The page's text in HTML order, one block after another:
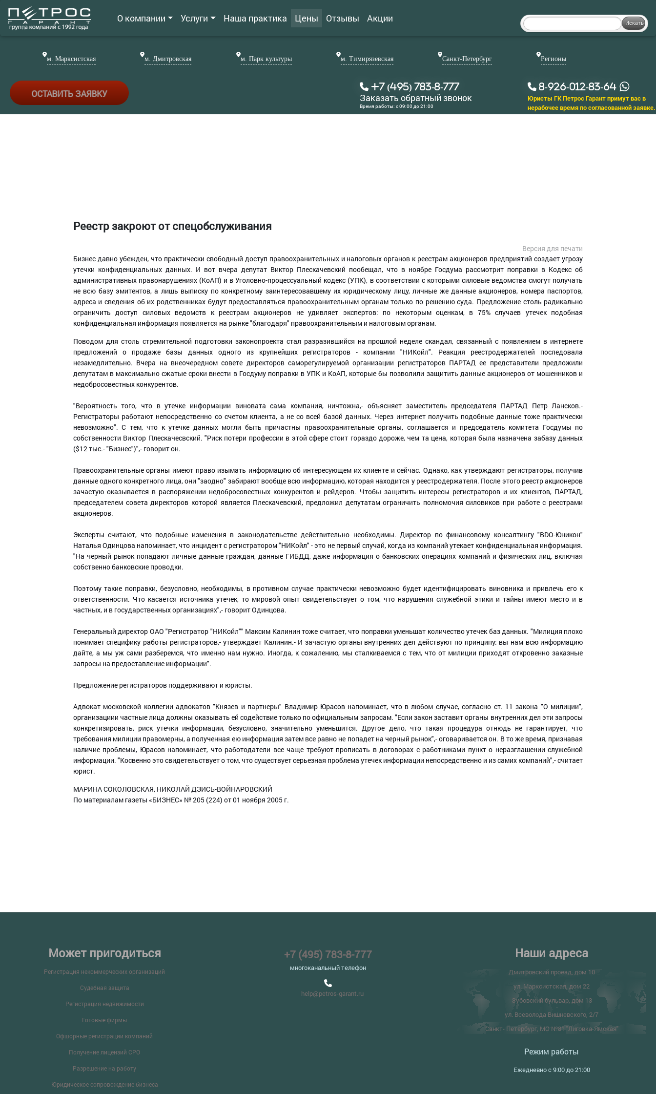
О компании Услуги Наша практика Цены Отзывы Акции Искать
м. Марксистская м. Дмитровская м. Парк культуры м. Тимирязевская Санкт-Петербург Регионы
ОСТАВИТЬ ЗАЯВКУ
+7 (495) 783-8-777
Заказать обратный звонок
Время работы: с 09:00 до 21:00
8-926-012-83-64
Юристы ГК Петрос Гарант примут вас в
нерабочее время по согласованной заявке.
Реестр закроют от спецобслуживания
Версия для печати
Бизнес давно убежден, что практически свободный доступ правоохранительных и налоговых органов к реестрам акционеров предприятий создает угрозу
утечки конфиденциальных данных. И вот вчера депутат Виктор Плескачевский пообещал, что в ноябре Госдума рассмотрит поправки в Кодекс об
административных правонарушениях (КоАП) и в Уголовно-процессуальный кодекс (УПК), в соответствии с которыми силовые ведомства смогут получать
не всю базу эмитентов, а лишь выписку по конкретному заинтересовавшему их юридическому лицу, личные же данные акционеров, номера паспортов,
адреса и сведения об их родственниках будут предоставляться правоохранительным органам только по решению суда. Предложение столь радикально
ограничить доступ силовых ведомств к реестрам акционеров не удивляет экспертов: по некоторым оценкам, в 75% случаев утечек подобная
конфиденциальная информация появляется на рынке "благодаря" правоохранительным и налоговым органам.
Поводом для столь стремительной подготовки законопроекта стал разразившийся на прошлой неделе скандал, связанный с появлением в интернете
предложений о продаже базы данных одного из крупнейших регистраторов - компании "НИКойл". Реакция реестродержателей последовала
незамедлительно. Вчера на внеочередном совете директоров саморегулируемой организации регистраторов ПАРТАД ее представители предложили
депутатам в максимально сжатые сроки внести в Госдуму поправки в УПК и КоАП, которые бы позволили защитить данные акционеров от мошенников и
недобросовестных конкурентов.
"Вероятность того, что в утечке информации виновата сама компания, ничтожна,- объясняет заместитель председателя ПАРТАД Петр Лансков.-
Регистраторы работают непосредственно со счетом клиента, а не со всей базой данных. Через интернет получить подобные данные тоже практически
невозможно". С тем, что к утечке данных могли быть причастны правоохранительные органы, соглашается и председатель комитета Госдумы по
собственности Виктор Плескачесвский. "Риск потери профессии в этой сфере стоит гораздо дороже, чем та цена, которая была назначена забазу данных
($12 тыс.- "Бизнес")",- говорит он.
Правоохранительные органы имеют право изымать информацию об интересующем их клиенте и сейчас. Однако, как утверждают регистраторы, получив
данные одного конкретного лица, они "заодно" забирают вообще всю информацию, которая находится у реестродержателя. После этого реестр акционеров
зачастую оказывается в распоряжении недобросовестных конкурентов и рейдеров. Чтобы защитить интересы регистраторов и их клиентов, ПАРТАД,
председателем совета директоров которой является Плескачевский, предложил депутатам ограничить полномочия силовиков при работе с реестрами
акционеров.
Эксперты считают, что подобные изменения в законодательстве действительно необходимы. Директор по финансовому консалтингу "BDO-Юникон"
Наталья Одинцова напоминает, что инцидент с регистратором "НИКойл" - это не первый случай, когда из компаний утекает конфиденциальная информация.
"На черный рынок попадают личные данные граждан, данные ГИБДД, даже информация о банковских операциях компаний и физических лиц, включая
собственно банковские проводки.
Поэтому такие поправки, безусловно, необходимы, в противном случае практически невозможно будет идентифицировать виновника и привлечь его к
ответственности. Что касается источника утечек, то мировой опыт свидетельствует о том, что нарушения служебной этики и тайны имеют место и в
частных, и в государственных организациях",- говорит Одинцова.
Генеральный директор ОАО "Регистратор "НИКойл"" Максим Калинин тоже считает, что поправки уменьшат количество утечек баз данных. "Милиция плохо
понимает специфику работы регистраторов,- утверждает Калинин.- И зачастую органы внутренних дел действуют по принципу: вы нам всю информацию
дайте, а мы уж сами разберемся, что именно нам нужно. Иногда, к сожалению, мы сталкиваемся с тем, что от милиции приходят откровенно заказные
запросы на предоставление информации".
Предложение регистраторов поддерживают и юристы.
Адвокат московской коллегии адвокатов "Князев и партнеры" Владимир Юрасов напоминает, что в любом случае, согласно ст. 11 закона "О милиции",
организациии частные лица должны оказывать ей содействие только по официальным запросам. "Если закон заставит органы внутренних дел эти запросы
конкретизировать, риск утечки информации, безусловно, значительно уменьшится. Другое дело, что такая процедура отнюдь не гарантирует, что
требования милиции правомерны, а полученная ею информация затем все равно не попадет на черный рынок",- оговаривается он. В то же время, признавая
наличие проблемы, Юрасов напоминает, что работодатели все чаще требуют прописать в договорах с работниками пункт о неразглашении служебной
информации. "Косвенно это свидетельствует о том, что существует серьезная проблема утечек информации непосредственно и из самих компаний",- считает
юрист.
МАРИНА СОКОЛОВСКАЯ, НИКОЛАЙ ДЗИСЬ-ВОЙНАРОВСКИЙ
По материалам газеты «БИЗНЕС» № 205 (224) от 01 ноября 2005 г.
Может пригодиться
Регистрация некоммерческих организаций
Судебная защита
Регистрация недвижимости
Готовые фирмы
Офшорные регистрации компаний
Получение лицензий СРО
Разрешение на работу
Юридическое сопровождение бизнеса
+7 (495) 783-8-777
многоканальный телефон
help@petros-garant.ru
Наши адреса
Дмитровский проезд, дом 10
ул. Марксистская, дом 22
Зубовский бульвар, дом 13
ул. Всеволода Вишневского, 2/7
Санкт- Петербург, МО №81 "Лиговка-Ямская"
Режим работы
Ежедневно с 9:00 до 21:00